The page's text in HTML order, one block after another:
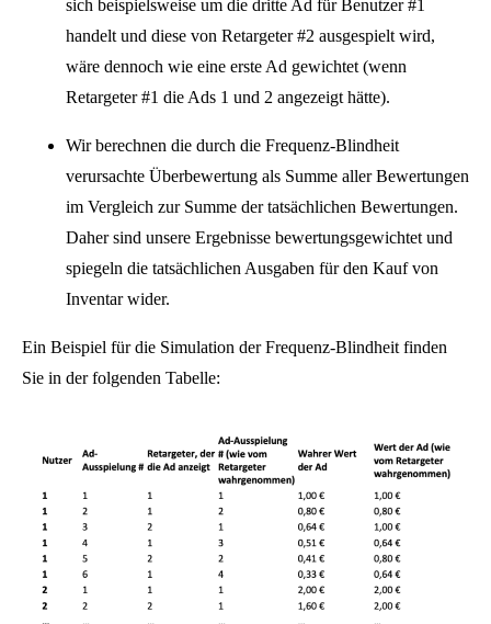
sich beispielsweise um die dritte Ad für Benutzer #1
handelt und diese von Retargeter #2 ausgespielt wird,
wäre dennoch wie eine erste Ad gewichtet (wenn
Retargeter #1 die Ads 1 und 2 angezeigt hätte).
Wir berechnen die durch die Frequenz-Blindheit
verursachte Überbewertung als Summe aller Bewertungen
im Vergleich zur Summe der tatsächlichen Bewertungen.
Daher sind unsere Ergebnisse bewertungsgewichtet und
spiegeln die tatsächlichen Ausgaben für den Kauf von
Inventar wider.
Ein Beispiel für die Simulation der Frequenz-Blindheit finden
Sie in der folgenden Tabelle: